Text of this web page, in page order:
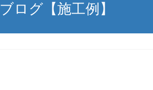
ブログ【施工例】